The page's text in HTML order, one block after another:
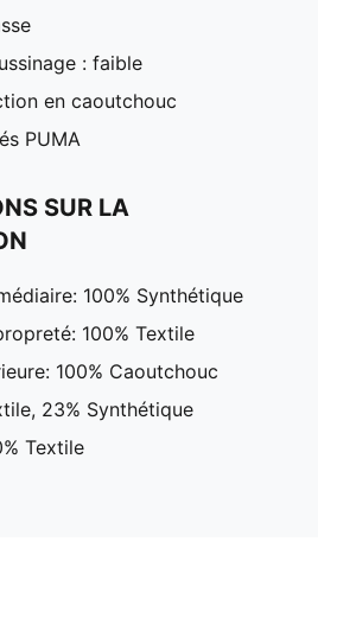
: faible
en caoutchouc
PUMA
SUR LA
100% Synthétique
100% Textile
100% Caoutchouc
23% Synthétique
Textile